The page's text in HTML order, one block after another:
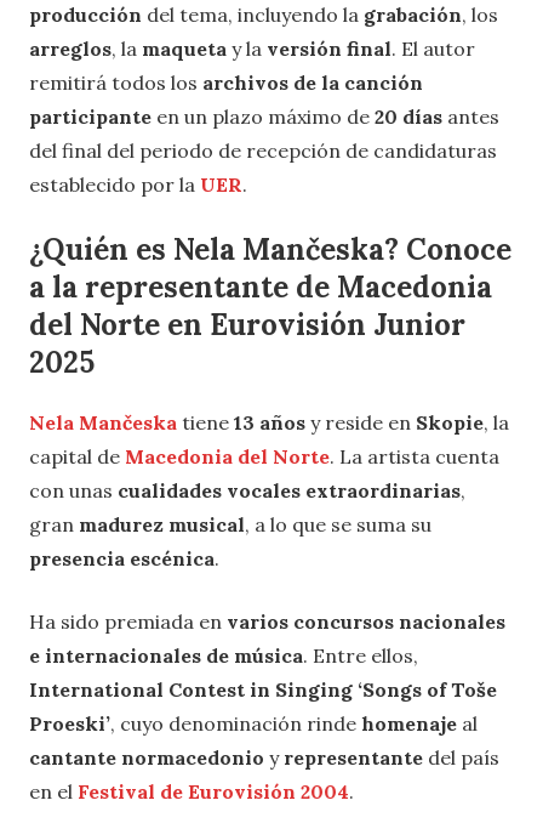
producción del tema, incluyendo la grabación, los
arreglos, la maqueta y la versión final. El autor
remitirá todos los archivos de la canción
participante en un plazo máximo de 20 días antes
del final del periodo de recepción de candidaturas
establecido por la UER.
¿Quién es Nela Mančeska? Conoce
a la representante de Macedonia
del Norte en Eurovisión Junior
2025
Nela Mančeska tiene 13 años y reside en Skopie, la
capital de Macedonia del Norte. La artista cuenta
con unas cualidades vocales extraordinarias,
gran madurez musical, a lo que se suma su
presencia escénica.
Ha sido premiada en varios concursos nacionales
e internacionales de música. Entre ellos,
International Contest in Singing ‘Songs of Toše
Proeski’, cuyo denominación rinde homenaje al
cantante normacedonio y representante del país
en el Festival de Eurovisión 2004.